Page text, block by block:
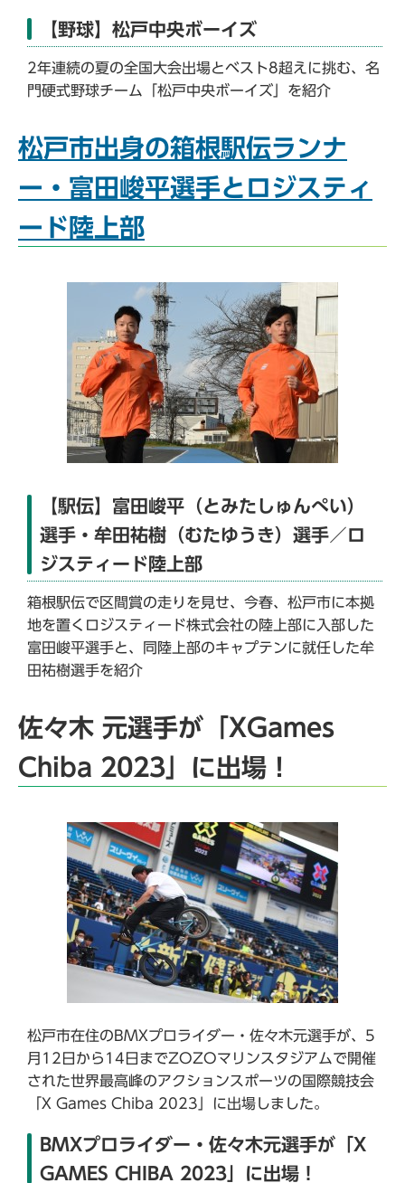
【野球】松戸中央ボーイズ
2年連続の夏の全国大会出場とベスト8超えに挑む、名
門硬式野球チーム「松戸中央ボーイズ」を紹介
松戸市出身の箱根駅伝ランナ
ー・富田峻平選手とロジスティ
ード陸上部
【駅伝】富田峻平（とみたしゅんぺい）
選手・牟田祐樹（むたゆうき）選手／ロ
ジスティード陸上部
箱根駅伝で区間賞の走りを見せ、今春、松戸市に本拠
地を置くロジスティード株式会社の陸上部に入部した
富田峻平選手と、同陸上部のキャプテンに就任した牟
田祐樹選手を紹介
佐々木 元選手が「XGames
Chiba 2023」に出場！
松戸市在住のBMXプロライダー・佐々木元選手が、5
月12日から14日までZOZOマリンスタジアムで開催
された世界最高峰のアクションスポーツの国際競技会
「X Games Chiba 2023」に出場しました。
BMXプロライダー・佐々木元選手が「X
GAMES CHIBA 2023」に出場！